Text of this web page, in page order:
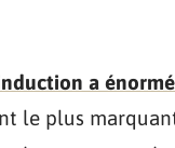
a
le plus